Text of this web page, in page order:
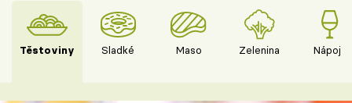
Těstoviny Sladké Maso Zelenina Nápoje